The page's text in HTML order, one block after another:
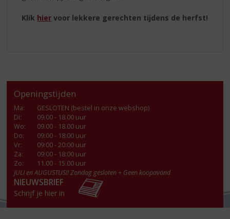
Klik hier voor lekkere gerechten tijdens de herfst!
Openingstijden
Ma:
GESLOTEN (bestel in onze webshop)
Di:
09.00 - 18.00 uur
Wo:
09.00 - 18.00 uur
Do:
09:00 - 18:00 uur
Vr:
09:00 - 20:00 uur
Za:
09:00 - 18:00 uur
Zo:
11.00 - 15.00 uur
JULI en AUGUSTUS!! Zondag gesloten + Geen koopavond
NIEUWSBRIEF
Schrijf je hier in